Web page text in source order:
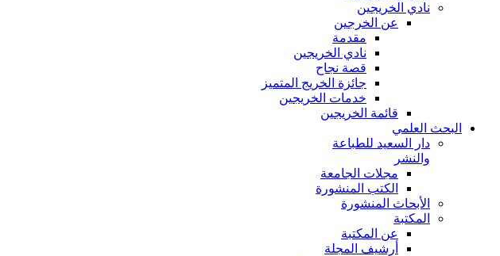
نادي الخريجين
عن الخرجين
مقدمة
نادي الخريجين
قصة نجاح
جائزة الخريج المتميز
خدمات الخريجين
قائمة الخريجين
البحث العلمي
دار السعيد للطباعة
والنشر
مجلات الجامعة
الكتب المنشورة
الأبحاث المنشورة
المكتبة
عن المكتبة
أرشيف المجلة